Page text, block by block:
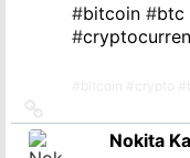
#bitcoin #btc
#
на
источникNokita